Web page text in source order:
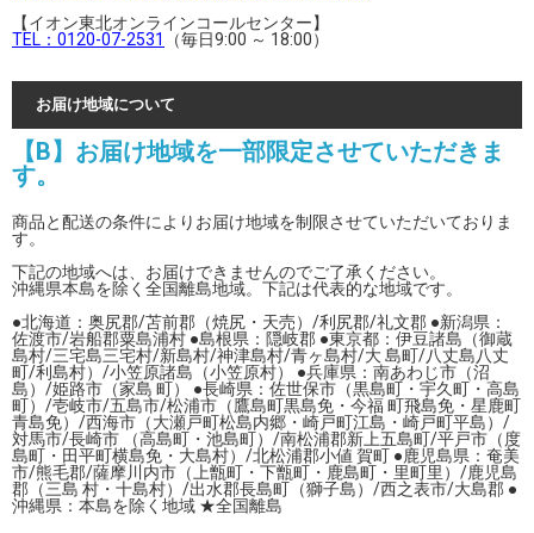
【イオン東北オンラインコールセンター】
TEL：0120-07-2531
（毎日9:00 ～ 18:00）
お届け地域について
【B】お届け地域を一部限定させていただきま
す。
商品と配送の条件によりお届け地域を制限させていただいておりま
す。
下記の地域へは、お届けできませんのでご了承ください。
沖縄県本島を除く全国離島地域。下記は代表的な地域です。
●北海道：奥尻郡/苫前郡（焼尻・天売）/利尻郡/礼文郡 ●新潟県：
佐渡市/岩船郡粟島浦村 ●島根県：隠岐郡 ●東京都：伊豆諸島（御蔵
島村/三宅島三宅村/新島村/神津島村/青ヶ島村/大 島町/八丈島八丈
町/利島村）/小笠原諸島（小笠原村） ●兵庫県：南あわじ市（沼
島）/姫路市（家島 町） ●長崎県：佐世保市（黒島町・宇久町・高島
町）/壱岐市/五島市/松浦市（鷹島町黒島免・今福 町飛島免・星鹿町
青島免）/西海市（大瀬戸町松島内郷・崎戸町江島・崎戸町平島）/
対馬市/長崎市 （高島町・池島町）/南松浦郡新上五島町/平戸市（度
島町・田平町横島免・大島村）/北松浦郡小値 賀町 ●鹿児島県：奄美
市/熊毛郡/薩摩川内市（上甑町・下甑町・鹿島町・里町里）/鹿児島
郡（三島 村・十島村）/出水郡長島町（獅子島）/西之表市/大島郡 ●
沖縄県：本島を除く地域 ★全国離島